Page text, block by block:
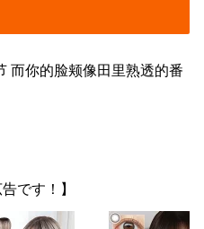
而你的脸颊像田里熟透的番
です！】